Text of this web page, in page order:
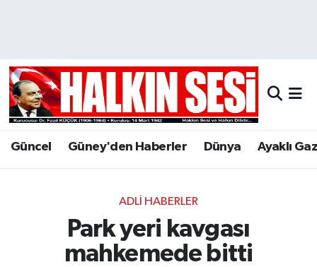
Güncel Güney'den Haberler Dünya Ayaklı
ADLI HABERLER
Park yeri kavgası
mahkemede bitti
Hava Durumu
Trafik Durumu
Tüm Manşetler
Son Dakika Haberleri